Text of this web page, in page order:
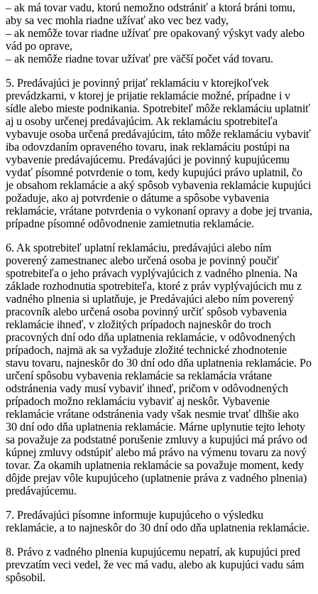
– ak má tovar vadu, ktorú nemožno odstrániť a ktorá bráni tomu,
aby sa vec mohla riadne užívať ako vec bez vady,
– ak nemôže tovar riadne užívať pre opakovaný výskyt vady alebo
vád po oprave,
– ak nemôže riadne tovar užívať pre väčší počet vád tovaru.
5. Predávajúci je povinný prijať reklamáciu v ktorejkoľvek
prevádzkarni, v ktorej je prijatie reklamácie možné, prípadne i v
sídle alebo mieste podnikania. Spotrebiteľ môže reklamáciu uplatniť
aj u osoby určenej predávajúcim. Ak reklamáciu spotrebiteľa
vybavuje osoba určená predávajúcim, táto môže reklamáciu vybaviť
iba odovzdaním opraveného tovaru, inak reklamáciu postúpi na
vybavenie predávajúcemu. Predávajúci je povinný kupujúcemu
vydať písomné potvrdenie o tom, kedy kupujúci právo uplatnil, čo
je obsahom reklamácie a aký spôsob vybavenia reklamácie kupujúci
požaduje, ako aj potvrdenie o dátume a spôsobe vybavenia
reklamácie, vrátane potvrdenia o vykonaní opravy a dobe jej trvania,
prípadne písomné odôvodnenie zamietnutia reklamácie.
6. Ak spotrebiteľ uplatní reklamáciu, predávajúci alebo ním
poverený zamestnanec alebo určená osoba je povinný poučiť
spotrebiteľa o jeho právach vyplývajúcich z vadného plnenia. Na
základe rozhodnutia spotrebiteľa, ktoré z práv vyplývajúcich mu z
vadného plnenia si uplatňuje, je Predávajúci alebo ním poverený
pracovník alebo určená osoba povinný určiť spôsob vybavenia
reklamácie ihneď, v zložitých prípadoch najneskôr do troch
pracovných dní odo dňa uplatnenia reklamácie, v odôvodnených
prípadoch, najmä ak sa vyžaduje zložité technické zhodnotenie
stavu tovaru, najneskôr do 30 dní odo dňa uplatnenia reklamácie. Po
určení spôsobu vybavenia reklamácie sa reklamácia vrátane
odstránenia vady musí vybaviť ihneď, pričom v odôvodnených
prípadoch možno reklamáciu vybaviť aj neskôr. Vybavenie
reklamácie vrátane odstránenia vady však nesmie trvať dlhšie ako
30 dní odo dňa uplatnenia reklamácie. Márne uplynutie tejto lehoty
sa považuje za podstatné porušenie zmluvy a kupujúci má právo od
kúpnej zmluvy odstúpiť alebo má právo na výmenu tovaru za nový
tovar. Za okamih uplatnenia reklamácie sa považuje moment, kedy
dôjde prejav vôle kupujúceho (uplatnenie práva z vadného plnenia)
predávajúcemu.
7. Predávajúci písomne informuje kupujúceho o výsledku
reklamácie, a to najneskôr do 30 dní odo dňa uplatnenia reklamácie.
8. Právo z vadného plnenia kupujúcemu nepatrí, ak kupujúci pred
prevzatím veci vedel, že vec má vadu, alebo ak kupujúci vadu sám
spôsobil.